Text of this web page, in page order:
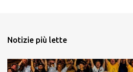
Notizie più lette